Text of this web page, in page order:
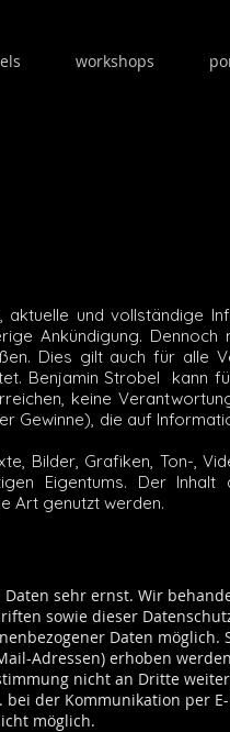
workshops
und vollständige
Ankündigung. Dennoch
Dies gilt auch für alle
Benjamin Strobel kann
keine
Gewinne), die auf
Bilder, Grafiken, Ton-,
Eigentums. Der
Art genutzt werden.
sehr ernst. Wir
sowie dieser
Daten möglich.
Adressen) erhoben
nicht an Dritte
der Kommunikation per
möglich.